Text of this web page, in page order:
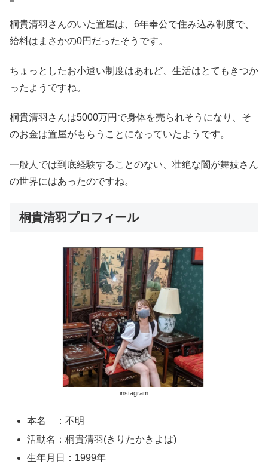
桐貴清羽さんのいた置屋は、6年奉公で住み込み制度で、
給料はまさかの0円だったそうです。
ちょっとしたお小遣い制度はあれど、生活はとてもきつか
ったようですね。
桐貴清羽さんは5000万円で身体を売られそうになり、そ
のお金は置屋がもらうことになっていたようです。
一般人では到底経験することのない、壮絶な闇が舞妓さん
の世界にはあったのですね。
桐貴清羽プロフィール
instagram
本名 ：不明
活動名：桐貴清羽(きりたかきよは)
生年月日：1999年